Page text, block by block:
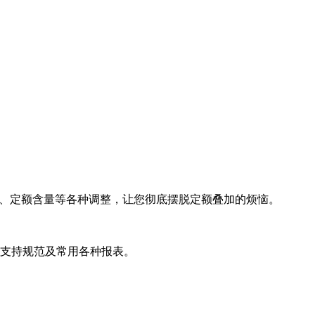
定额含量等各种调整，让您彻底摆脱定额叠加的烦恼。
持规范及常用各种报表。